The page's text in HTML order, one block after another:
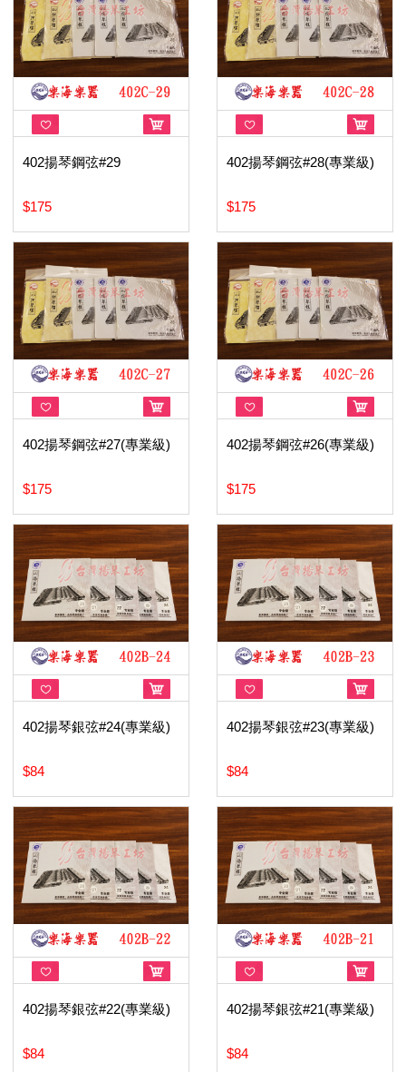
402揚琴鋼弦#29
$175
402揚琴鋼弦#28(專業級)
$175
402揚琴鋼弦#27(專業級)
$175
402揚琴鋼弦#26(專業級)
$175
402揚琴銀弦#24(專業級)
$84
402揚琴銀弦#23(專業級)
$84
402揚琴銀弦#22(專業級)
$84
402揚琴銀弦#21(專業級)
$84